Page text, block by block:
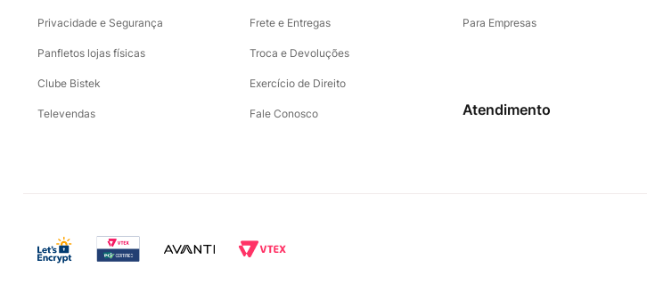
Privacidade e Segurança
Panfletos lojas físicas
Clube Bistek
Televendas
Frete e Entregas
Troca e Devoluções
Exercício de Direito
Fale Conosco
Para Empresas
Atendimento